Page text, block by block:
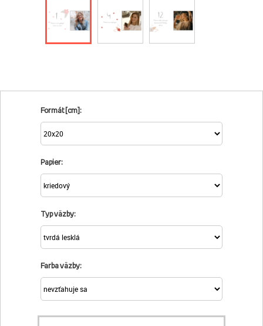
Formát [cm]:
Papier:
Typ väzby:
Farba väzby: